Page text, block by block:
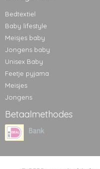
Bedtextiel
Baby lifestyle
Meisjes baby
Jongens baby
Unisex Baby
Feetje pyjama
Meisjes
Jongens
Betaalmethodes